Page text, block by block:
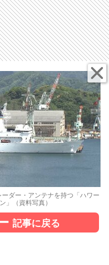
ダー・アンテナを持つ「ハワー
」（資料写真）
記事に戻る